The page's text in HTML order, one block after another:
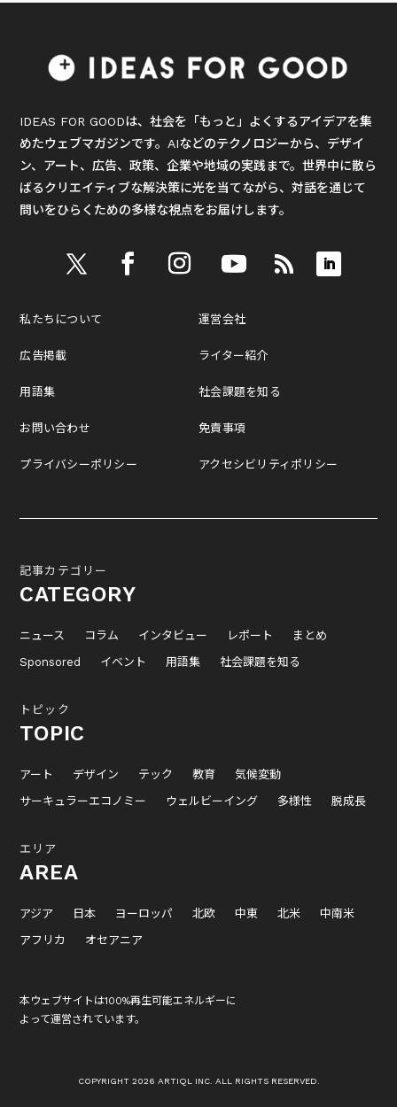
IDEAS FOR GOODは、社会を「もっと」よくするアイデアを集
めたウェブマガジンです。AIなどのテクノロジーから、デザイ
ン、アート、広告、政策、企業や地域の実践まで。世界中に散ら
ばるクリエイティブな解決策に光を当てながら、対話を通じて
問いをひらくための多様な視点をお届けします。
私たちについて
広告掲載
用語集
お問い合わせ
プライバシーポリシー
運営会社
ライター紹介
社会課題を知る
免責事項
アクセシビリティポリシー
記事カテゴリー
CATEGORY
ニュース コラム インタビュー レポート
まとめ
Sponsored
イベント 用語集 社会課題を知る
トピック
TOPIC
アート デザイン テック 教育
気候変動
サーキュラーエコノミー
ウェルビーイング 多様性 脱成長
エリア
AREA
アジア 日本 ヨーロッパ 北欧 中東 北米
中南米
アフリカ
オセアニア
本ウェブサイトは100%再生可能エネルギーに
よって運営されています。
COPYRIGHT 2026 ARTIQL INC. ALL RIGHTS RESERVED.